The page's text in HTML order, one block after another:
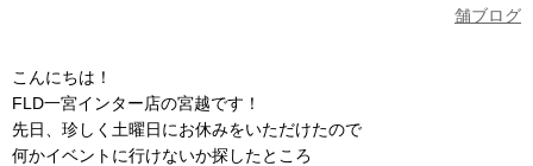
舗ブログ
こんにちは！
FLD一宮インター店の宮越です！
先日、珍しく土曜日にお休みをいただけたので
何かイベントに行けないか探したところ